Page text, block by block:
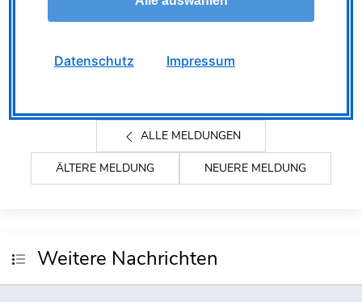
locomotives, three shunting locomotives and 550
freight wagons.
ALLE MELDUNGEN
ÄLTERE MELDUNG NEUERE MELDUNG
Weitere Nachrichten
Datenschutz Impressum